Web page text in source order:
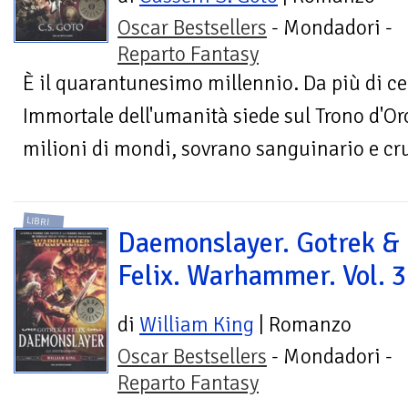
Oscar Bestsellers - Mondadori -
Reparto Fantasy
È il quarantunesimo millennio. Da più di
Immortale dell'umanità siede sul Trono
milioni di mondi, sovrano sanguinario e
LIBRI
Daemonslayer. Gotrek &
Felix. Warhammer. Vol. 3
di William King | Romanzo
Oscar Bestsellers - Mondadori -
Reparto Fantasy